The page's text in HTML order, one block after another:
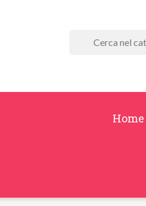
Home